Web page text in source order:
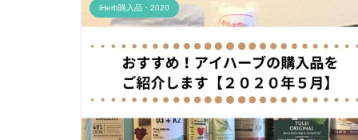
iHerb購入品・2020